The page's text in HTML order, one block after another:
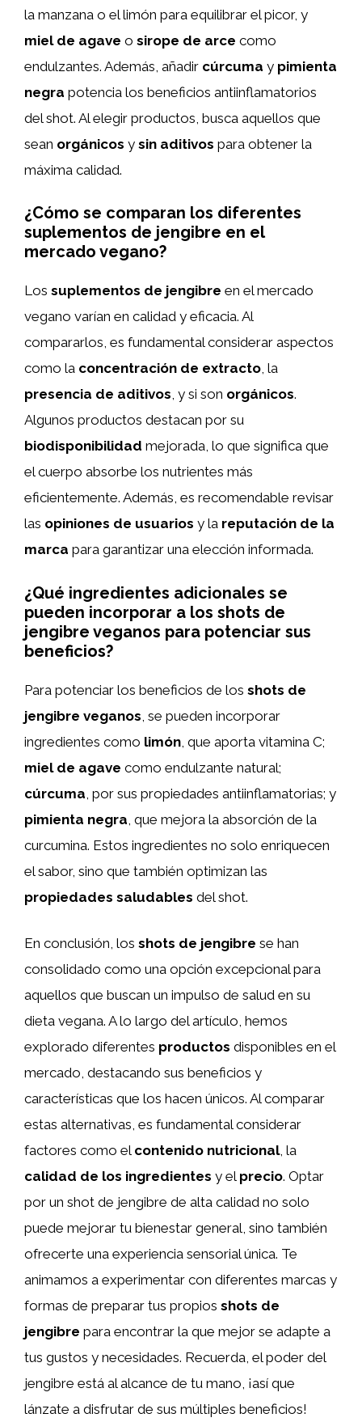
la manzana o el limón para equilibrar el picor, y
miel de agave o sirope de arce como
endulzantes. Además, añadir cúrcuma y pimienta
negra potencia los beneficios antiinflamatorios
del shot. Al elegir productos, busca aquellos que
sean orgánicos y sin aditivos para obtener la
máxima calidad.
¿Cómo se comparan los diferentes
suplementos de jengibre en el
mercado vegano?
Los suplementos de jengibre en el mercado
vegano varían en calidad y eficacia. Al
compararlos, es fundamental considerar aspectos
como la concentración de extracto, la
presencia de aditivos, y si son orgánicos.
Algunos productos destacan por su
biodisponibilidad mejorada, lo que significa que
el cuerpo absorbe los nutrientes más
eficientemente. Además, es recomendable revisar
las opiniones de usuarios y la reputación de la
marca para garantizar una elección informada.
¿Qué ingredientes adicionales se
pueden incorporar a los shots de
jengibre veganos para potenciar sus
beneficios?
Para potenciar los beneficios de los shots de
jengibre veganos , se pueden incorporar
ingredientes como limón , que aporta vitamina C;
miel de agave como endulzante natural;
cúrcuma , por sus propiedades antiinflamatorias; y
pimienta negra , que mejora la absorción de la
curcumina. Estos ingredientes no solo enriquecen
el sabor, sino que también optimizan las
propiedades saludables del shot.
En conclusión, los shots de jengibre se han
consolidado como una opción excepcional para
aquellos que buscan un impulso de salud en su
dieta vegana. A lo largo del artículo, hemos
explorado diferentes productos disponibles en el
mercado, destacando sus beneficios y
características que los hacen únicos. Al comparar
estas alternativas, es fundamental considerar
factores como el contenido nutricional, la
calidad de los ingredientes y el precio. Optar
por un shot de jengibre de alta calidad no solo
puede mejorar tu bienestar general, sino también
ofrecerte una experiencia sensorial única. Te
animamos a experimentar con diferentes marcas y
formas de preparar tus propios shots de
jengibre para encontrar la que mejor se adapte a
tus gustos y necesidades. Recuerda, el poder del
jengibre está al alcance de tu mano, ¡así que
lánzate a disfrutar de sus múltiples beneficios!